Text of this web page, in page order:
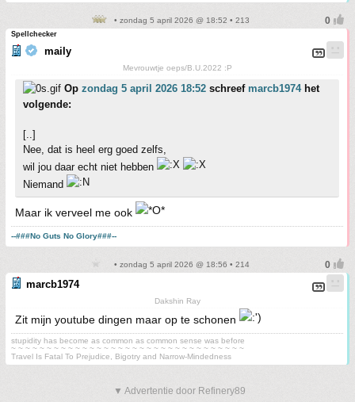
• zondag 5 april 2026 @ 18:52 • 213
Spellchecker
maily
Mevrouwtje oeps/B.U.2022 :P
Op zondag 5 april 2026 18:52 schreef marcb1974het
volgende:
[..]
Nee, dat is heel erg goed zelfs,
wil jou daar echt niet hebben
Niemand
Maar ik verveel me ook
--###No Guts No Glory###--
• zondag 5 april 2026 @ 18:56 • 214
marcb1974
Dakshin Ray
Zit mijn youtube dingen maar op te schonen
stupidity has become as common as common sense was before
~ ~ ~ ~ ~ ~ ~ ~ ~ ~ ~ ~ ~ ~ ~ ~ ~ ~ ~ ~ ~ ~ ~ ~ ~ ~ ~ ~ ~ ~ ~ ~ ~
Travel Is Fatal To Prejudice, Bigotry and Narrow-Mindedness
▼ Advertentie door Refinery89